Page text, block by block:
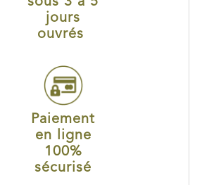
jours
ouvrés
Paiement
en ligne
100%
sécurisé